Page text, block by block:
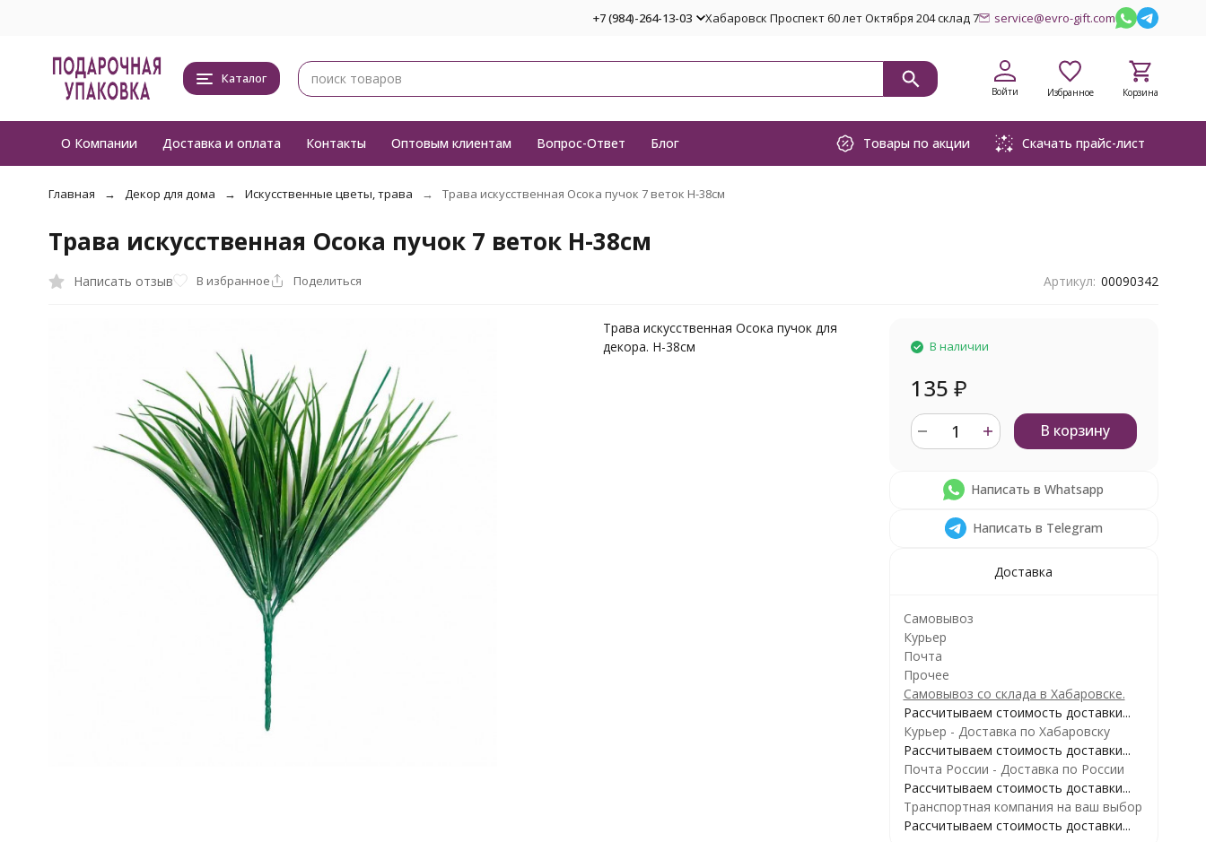
+7 (984)-264-13-03 Хабаровск Проспект 60 лет Октября 204 склад 7 service@evro-gift.com
Каталог
Войти Избранное Корзина
О Компании Доставка и оплата Контакты Оптовым клиентам Вопрос-Ответ Блог Товары по акции Скачать прайс-лист
Главная Декор для дома Искусственные цветы, трава Трава искусственная Осока пучок 7 веток H-38см
Трава искусственная Осока пучок 7 веток H-38см
Написать отзыв В избранное Поделиться Артикул: 00090342
Трава искусственная Осока пучок для
декора. H-38см
В наличии
135 ₽
В корзину
Написать в Whatsapp
Написать в Telegram
Доставка
Самовывоз
Курьер
Почта
Прочее
Самовывоз со склада в Хабаровске.
Рассчитываем стоимость доставки...
Курьер - Доставка по Хабаровску
Рассчитываем стоимость доставки...
Почта России - Доставка по России
Рассчитываем стоимость доставки...
Транспортная компания на ваш выбор
Рассчитываем стоимость доставки...